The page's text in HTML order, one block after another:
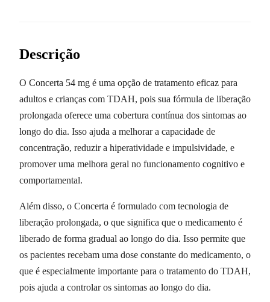
Descrição
O Concerta 54 mg é uma opção de tratamento eficaz para
adultos e crianças com TDAH, pois sua fórmula de liberação
prolongada oferece uma cobertura contínua dos sintomas ao
longo do dia. Isso ajuda a melhorar a capacidade de
concentração, reduzir a hiperatividade e impulsividade, e
promover uma melhora geral no funcionamento cognitivo e
comportamental.
Além disso, o Concerta é formulado com tecnologia de
liberação prolongada, o que significa que o medicamento é
liberado de forma gradual ao longo do dia. Isso permite que
os pacientes recebam uma dose constante do medicamento, o
que é especialmente importante para o tratamento do TDAH,
pois ajuda a controlar os sintomas ao longo do dia.